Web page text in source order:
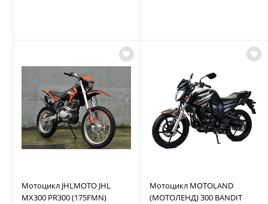
Мотоцикл JHLMOTO JHL
MX300 PR300 (175FMN)
Мотоцикл MOTOLAND
(МОТОЛЕНД) 300 BANDIT